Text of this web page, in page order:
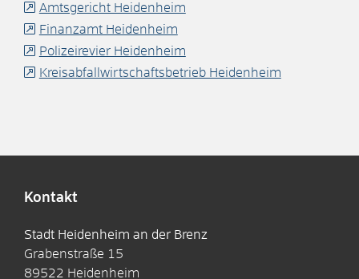
Amtsgericht Heidenheim
Finanzamt Heidenheim
Polizeirevier Heidenheim
Kreisabfallwirtschaftsbetrieb Heidenheim
Kontakt
Stadt Heidenheim an der Brenz
Grabenstraße 15
89522 Heidenheim